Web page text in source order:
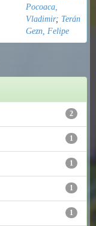
Pocoaca,
Vladimir; Terán
Gezn, Felipe
2
1
1
1
1